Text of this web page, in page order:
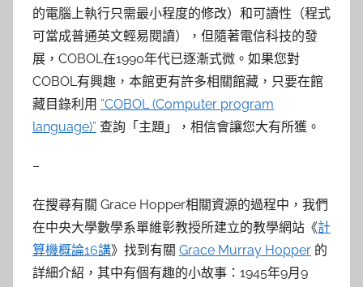
的電腦上執行只需最小程度的修改）和可讀性（程式
可當成普通英文輕易閱讀），但隨著電信科技的發
展，COBOL在1990年代已逐漸式微。如果您對
COBOL有興趣，本館更有許多相關館藏，只要在館
藏目錄利用 ”COBOL (Computer program
language)” 查詢「主題」，相信會讓您大有所獲。
–
在搜尋有關 Grace Hopper相關資源的過程中，我們
在中央大學數學系單維彰教授所建立的教學網站《計
算機概論16講》找到有關 Grace Murray Hopper 的
詳細介紹，其中有個有趣的小故事：1945年9月9